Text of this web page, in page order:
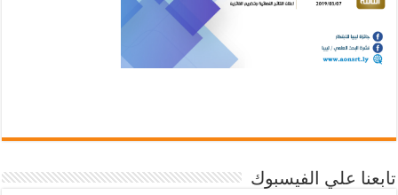
تابعنا علي الفيسبوك